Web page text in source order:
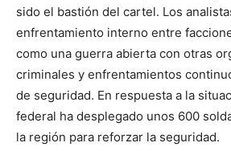
sido el bastión del cartel. Los
enfrentamiento interno entre
como una guerra abierta con otras
criminales y enfrentamientos
de seguridad. En respuesta a la
federal ha desplegado unos 600
la región para reforzar la seguridad.